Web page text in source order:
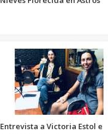
Entrevista a Victoria Estol e